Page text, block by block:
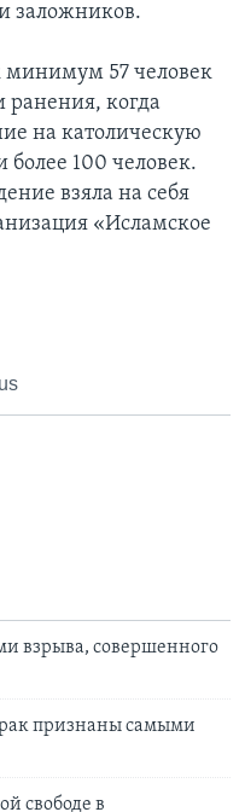
заложников.
минимум 57 человек
ранения, когда
на католическую
более 100 человек.
взяла на себя
«Исламское
взрыва, совершенного
признаны самыми
свободе в